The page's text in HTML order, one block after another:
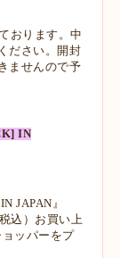
おります。中
ださい。開封
ませんので予
IN
JAPAN』
込）お買い上
ッパーをプ